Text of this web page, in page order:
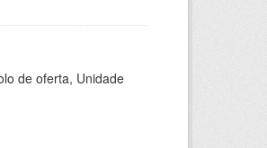
de oferta, Unidade